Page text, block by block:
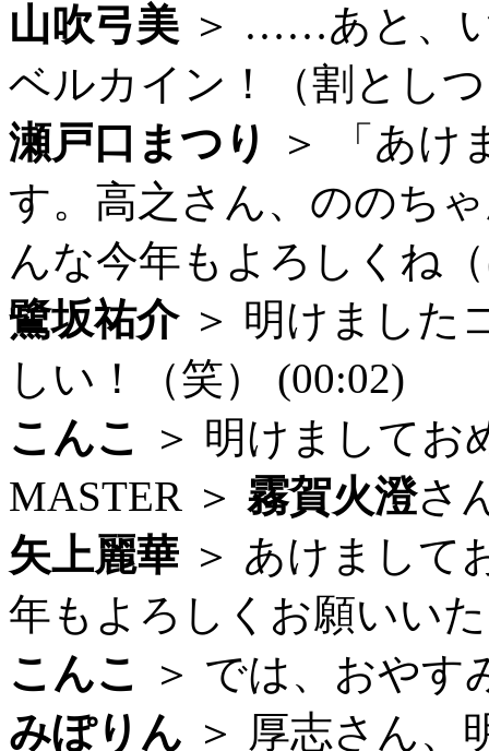
山吹弓美 ＞ ……あと、
ベルカイン！（割とし
瀬戸口まつり
＞ 「あけ
す。高之さん、ののち
んな今年もよろしくね
鷺坂祐介＞ 明けました
しい！（笑） (00:02)
こんこ
＞ 明けましてお
MASTER ＞ 霧賀火澄さ
矢上麗華 ＞ あけまし
年もよろしくお願いい
こんこ
＞ では、おやす
みぽりん ＞ 厚志さん、